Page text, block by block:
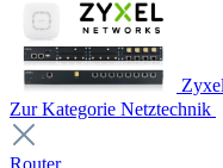
Zur Kategorie Netztechnik
Router